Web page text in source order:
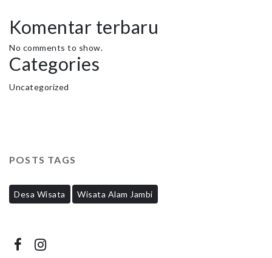
Komentar terbaru
No comments to show.
Categories
Uncategorized
POSTS TAGS
Desa Wisata Wisata Alam Jambi